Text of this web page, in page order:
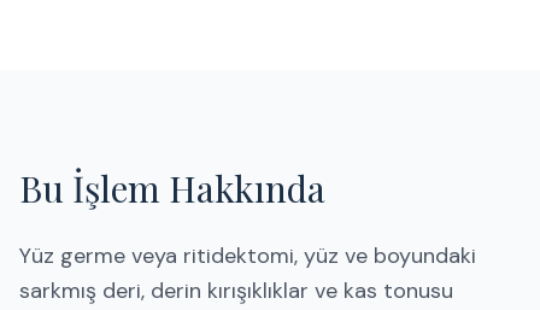
Bu İşlem Hakkında
Yüz germe veya ritidektomi, yüz ve boyundaki
sarkmış deri, derin kırışıklıklar ve kas tonusu